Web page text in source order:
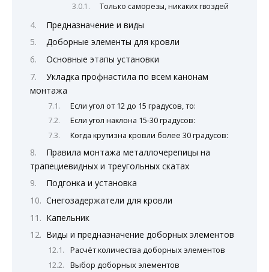
Только саморезы, никаких гвоздей
Предназначение и виды
Доборные элементы для кровли
Основные этапы установки
Укладка профнастила по всем канонам
монтажа
Если угол от 12 до 15 градусов, то:
Если угол наклона 15-30 градусов:
Когда крутизна кровли более 30 градусов:
Правила монтажа металлочерепицы на
трапециевидных и треугольных скатах
Подгонка и установка
Снегозадержатели для кровли
Капельник
Виды и предназначение доборных элементов
Расчёт количества доборных элементов
Выбор доборных элементов